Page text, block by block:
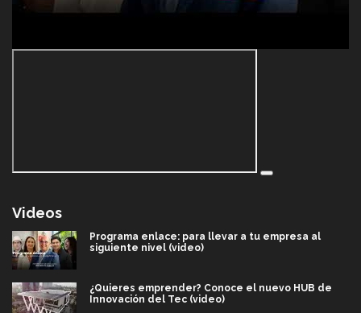
Videos
Programa enlace: para llevar a tu empresa al
siguiente nivel (video)
¿Quieres emprender? Conoce el nuevo HUB de
Innovación del Tec (video)